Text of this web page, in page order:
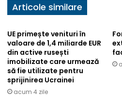
Articole similare
UE primește venituri în
valoare de 1,4 miliarde EUR
din active rusești
imobilizate care urmează
să fie utilizate pentru
sprijinirea Ucrainei
acum 4 zile